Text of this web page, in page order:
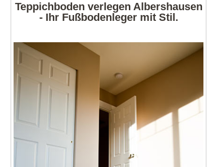
Teppichboden verlegen Albershausen
- Ihr Fußbodenleger mit Stil.